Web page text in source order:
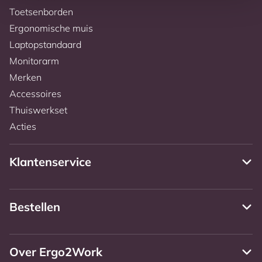
Toetsenborden
Ergonomische muis
Laptopstandaard
Monitorarm
Merken
Accessoires
Thuiswerkset
Acties
Klantenservice
Bestellen
Over Ergo2Work